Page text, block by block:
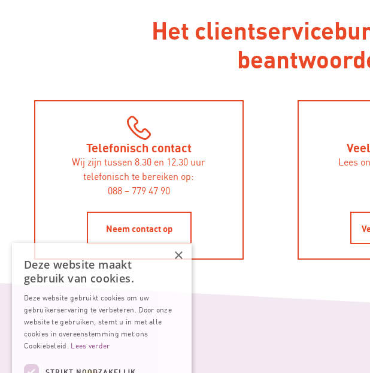
Het
Telefonisch contact
Wij zijn tussen 8.30 en 12.30 uur
telefonisch te bereiken op:
088 – 779 47 90
Neem contact op
Lees
×
Deze website maakt
gebruik van cookies.
Deze website gebruikt cookies om uw
gebruikerservaring te verbeteren. Door onze
website te gebruiken, stemt u in met alle
cookies in overeenstemming met ons
Cookiebeleid. Lees verder